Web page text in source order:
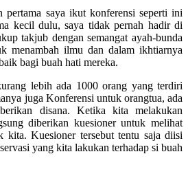
pertama saya ikut konferensi seperti ini
kecil dulu, saya tidak pernah hadir di
takjub dengan semangat ayah-bunda
menambah ilmu dan dalam ikhtiarnya
bagi buah hati mereka.
lebih ada 1000 orang yang terdiri
juga Konferensi untuk orangtua, ada
disana. Ketika kita melakukan
diberikan kuesioner untuk melihat
kita. Kuesioner tersebut tentu saja diisi
yang kita lakukan terhadap si buah